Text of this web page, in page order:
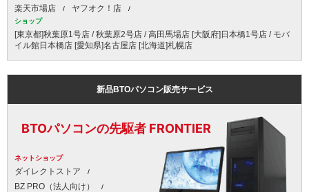
楽天市場店 ヤフオク！店
ショップ
[東京都]秋葉原1号店 / 秋葉原2号店 / 高田馬場店 [大阪府]日本橋1号店 / モバ
イル館日本橋店 [愛知県]名古屋店 [北海道]札幌店
新品BTOパソコン販売サービス
BTOパソコンの先駆者 FRONTIER
ネットショップ
ダイレクトストア
BZ PRO（法人向け）